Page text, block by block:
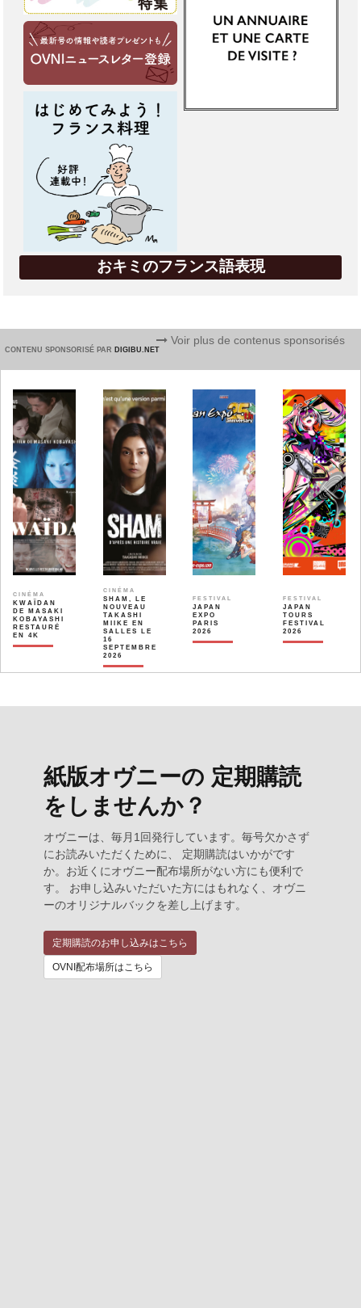
おキミのフランス語表現
CONTENU SPONSORISÉ PAR DIGIBU.NET
Voir plus de contenus sponsorisés
CINÉMA
KWAÏDAN
DE MASAKI
KOBAYASHI
RESTAURÉ
EN 4K
CINÉMA
SHAM, LE
NOUVEAU
TAKASHI
MIIKE EN
SALLES LE
16
SEPTEMBRE
2026
FESTIVAL
JAPAN
EXPO
PARIS
2026
FESTIVAL
JAPAN
TOURS
FESTIVAL
2026
紙版オヴニーの 定期購読
をしませんか？
オヴニーは、毎月1回発行しています。毎号欠かさず
にお読みいただくために、 定期購読はいかがです
か。お近くにオヴニー配布場所がない方にも便利で
す。 お申し込みいただいた方にはもれなく、オヴニ
ーのオリジナルバックを差し上げます。
定期購読のお申し込みはこちら
OVNI配布場所はこちら